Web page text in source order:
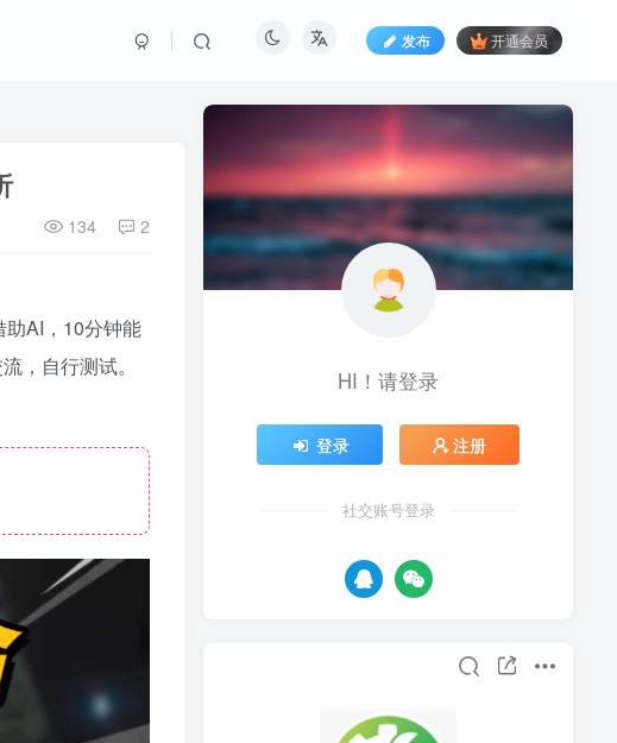
发布 开通会员
134 2
AI，10分钟能
，自行测试。
HI！请登录
登录 注册
社交账号登录